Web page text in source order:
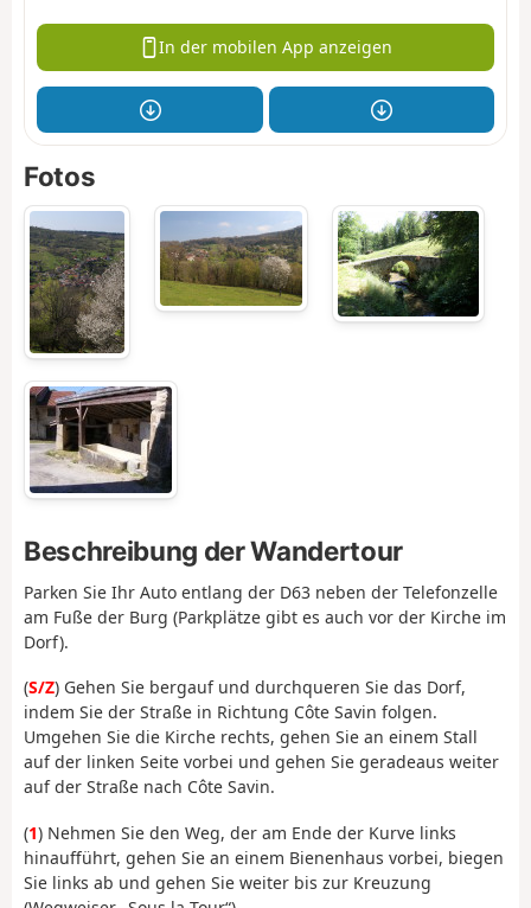
In der mobilen App anzeigen
Fotos
Beschreibung der Wandertour
Parken Sie Ihr Auto entlang der D63 neben der Telefonzelle
am Fuße der Burg (Parkplätze gibt es auch vor der Kirche im
Dorf).
(S/Z) Gehen Sie bergauf und durchqueren Sie das Dorf,
indem Sie der Straße in Richtung Côte Savin folgen.
Umgehen Sie die Kirche rechts, gehen Sie an einem Stall
auf der linken Seite vorbei und gehen Sie geradeaus weiter
auf der Straße nach Côte Savin.
(1) Nehmen Sie den Weg, der am Ende der Kurve links
hinaufführt, gehen Sie an einem Bienenhaus vorbei, biegen
Sie links ab und gehen Sie weiter bis zur Kreuzung